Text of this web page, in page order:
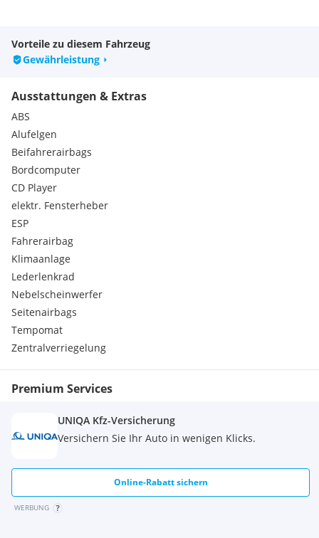
Serienausstattungen:
Dieselpartikelfilter
Außentemperaturanzeige
Handschuhfach
Fußmatten vorne
Kopfstützen für alle Plätze
Kotflügelverbreiterung in Wagenfarbe
"Freedom Top" Hardtop inkl. Volltüren mit Kurbelfenstern
Fahrersitz und Lenkrad höhenverstellbar
Rücksitzbank geteilt umklappbar
Seitliche Trittrohre
Staufach mit Armauflage zwischen Frontsitzen, versperrbar
4 Scheibenbremsen mit ABS
''YES Essentials'' Sitzbezüge
4 Volltüren mit Kurbelfenstern
Vorteile zu diesem Fahrzeug
Gewährleistung
Ausstattungen & Extras
ABS
Alufelgen
Beifahrerairbags
Bordcomputer
CD Player
elektr. Fensterheber
ESP
Fahrerairbag
Klimaanlage
Lederlenkrad
Nebelscheinwerfer
Seitenairbags
Tempomat
Zentralverriegelung
Premium Services
UNIQA Kfz-Versicherung
Versichern Sie Ihr Auto in wenigen Klicks.
Online-Rabatt sichern
WERBUNG